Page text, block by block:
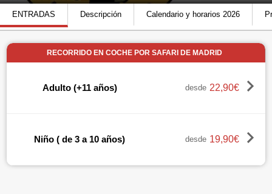
ENTRADAS Descripción Calendario y horarios 2026
RECORRIDO EN COCHE POR SAFARI DE MADRID
Adulto (+11 años) desde 22,90€
Niño ( de 3 a 10 años) desde 19,90€